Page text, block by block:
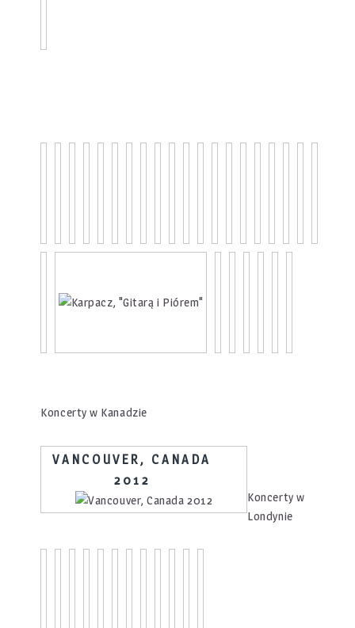
Koncerty w Kanadzie
VANCOUVER, CANADA
2012
Koncerty w
Londynie